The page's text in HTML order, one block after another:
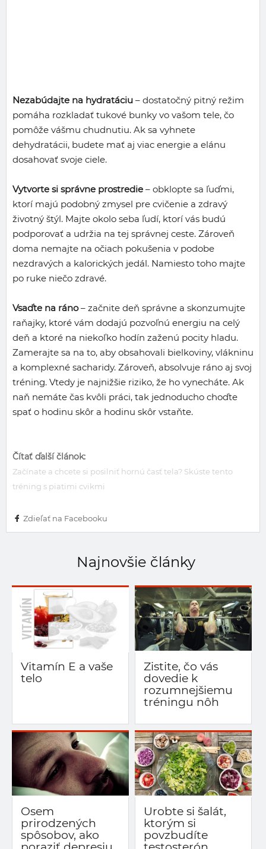
Nezabúdajte na hydratáciu – dostatočný pitný režim
pomáha rozkladať tukové bunky vo vašom tele, čo
pomôže vášmu chudnutiu. Ak sa vyhnete
dehydratácii, budete mať aj viac energie a elánu
dosahovať svoje ciele.
Vytvorte si správne prostredie – obklopte sa ľuďmi,
ktorí majú podobný zmysel pre cvičenie a zdravý
životný štýl. Majte okolo seba ľudí, ktorí vás budú
podporovať a udržia na tej správnej ceste. Zároveň
doma nemajte na očiach pokušenia v podobe
nezdravých a kalorických jedál. Namiesto toho majte
po ruke niečo zdravé.
Vsaďte na ráno– začnite deň správne a skonzumujte
raňajky, ktoré vám dodajú pozvoľnú energiu na celý
deň a ktoré na niekoľko hodín zaženú pocity hladu.
Zamerajte sa na to, aby obsahovali bielkoviny, vlákninu
a komplexné sacharidy. Zároveň, absolvuje ráno aj svoj
tréning. Vtedy je najnižšie riziko, že ho vynecháte. Ak
naň nemáte čas kvôli práci, tak jednoducho choďte
spať o hodinu skôr a hodinu skôr vstaňte.
Čítať ďalší článok:
Začínate a chcete si posilniť hornú časť tela? Skúste tento
tréning s piatimi cvikmi
Zdieľať na Facebooku
Najnovšie články
Vitamín E a vaše
telo
Zistite, čo vás
dovedie k
rozumnejšiemu
tréningu nôh
Osem
prirodzených
spôsobov, ako
Urobte si šalát,
ktorým si
povzbudíte